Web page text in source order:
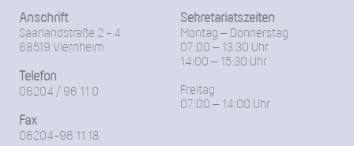
Anschrift
Saarlandstraße 2 - 4
68519 Viernheim
Telefon
06204 / 96 11 0
Fax
06204-96 11 18
Sekretariatszeiten
Montag – Donnerstag
07:00 – 13:30 Uhr
14:00 – 15:30 Uhr
Freitag
07:00 – 14:00 Uhr